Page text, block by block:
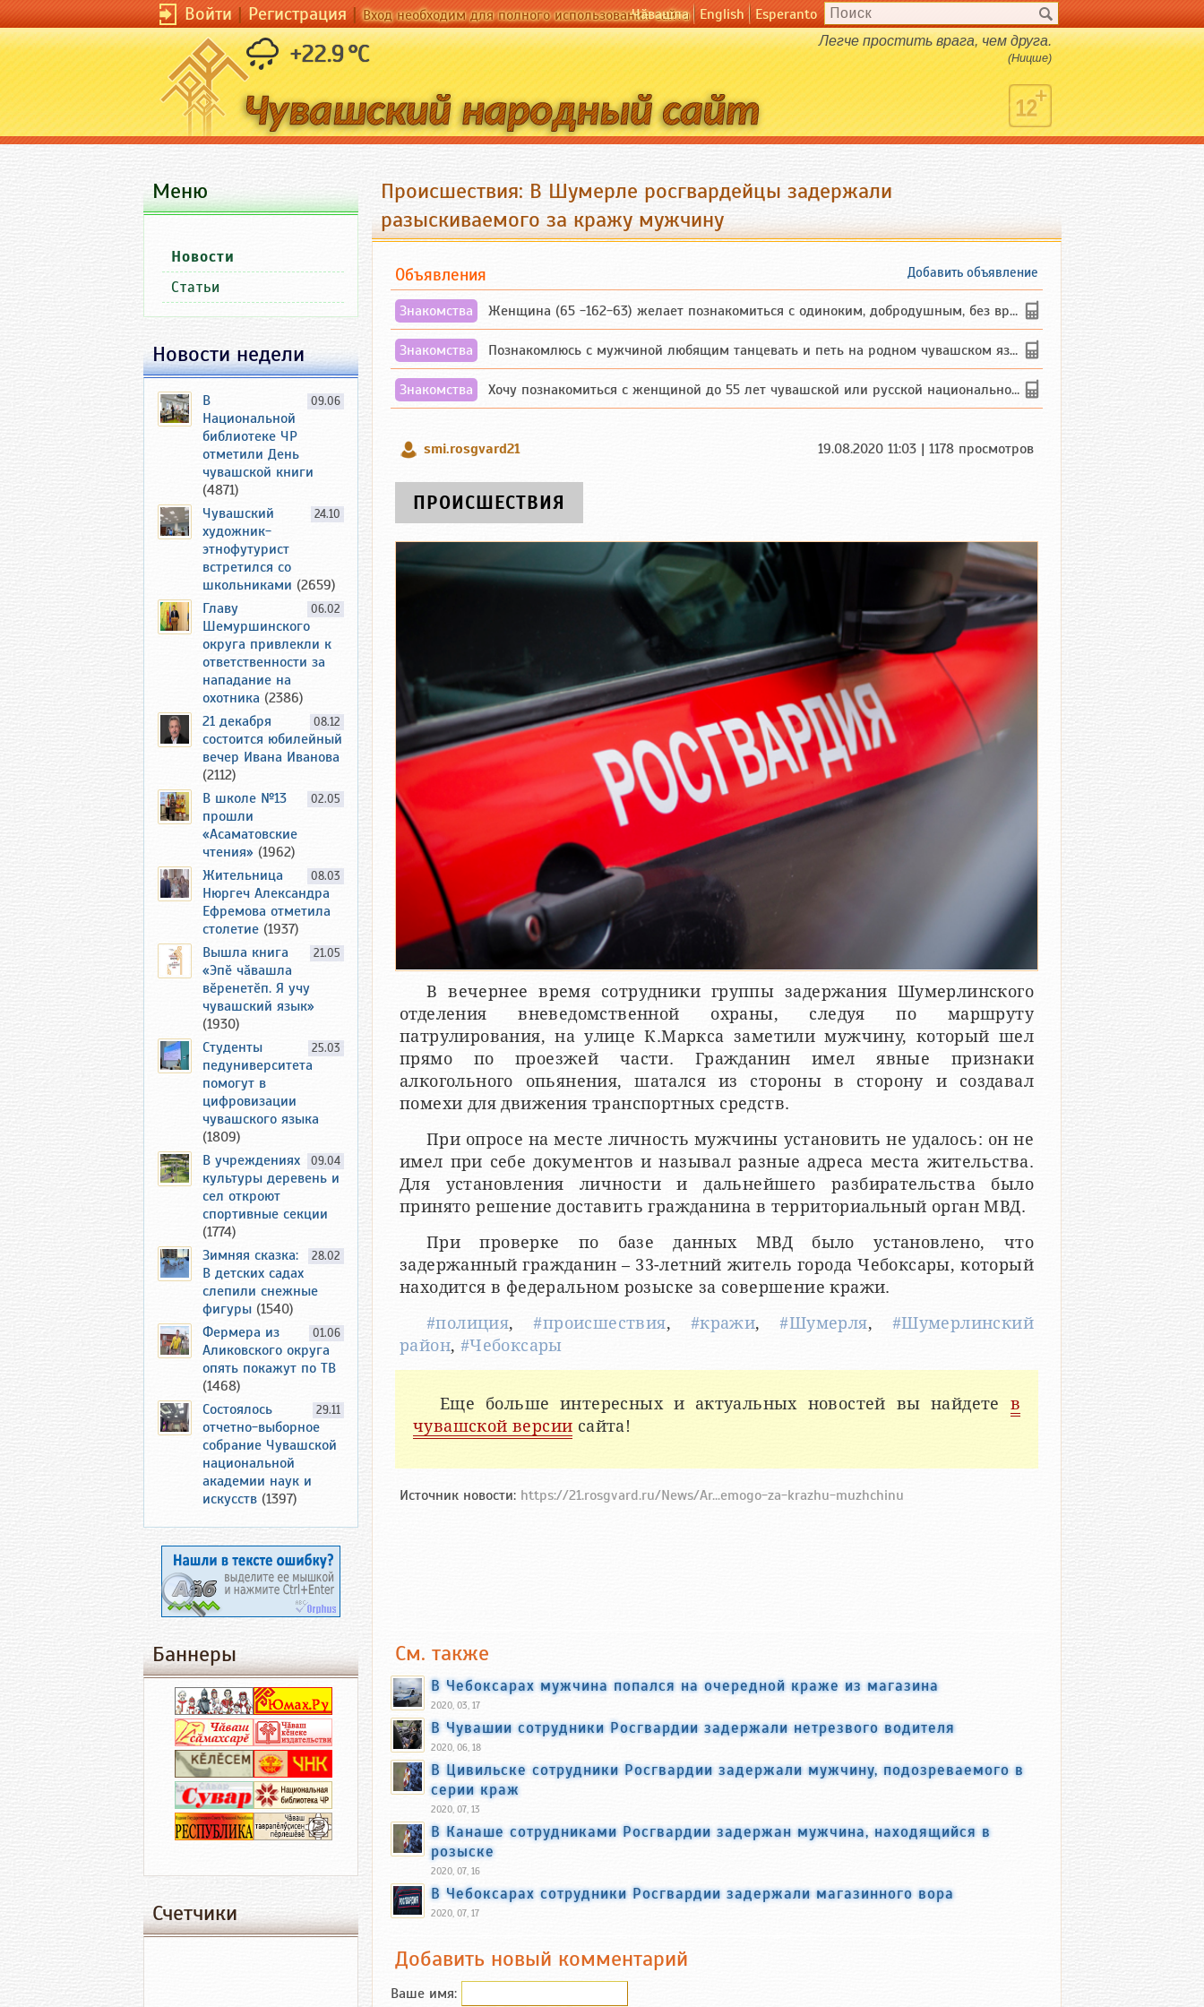
Войти|Регистрация|Вход необходим для полного использования сайта
Чӑвашла English Esperanto
+22.9 °C Легче простить врага, чем друга.
(Ницше)
Происшествия: В Шумерле росгвардейцы задержали
разыскиваемого за кражу мужчину
Добавить объявление
Объявления
Знакомства Женщина (65 -162-63) желает познакомиться с одиноким, добродушным, без вредных ...
Знакомства Познакомлюсь с мужчиной любящим танцевать и петь на родном чувашском языке
Знакомства Хочу познакомиться с женщиной до 55 лет чувашской или русской национальности дл...
smi.rosgvard21 19.08.2020 11:03 | 1178 просмотров
ПРОИСШЕСТВИЯ
В вечернее время сотрудники группы задержания Шумерлинского
отделения вневедомственной охраны, следуя по маршруту
патрулирования, на улице К.Маркса заметили мужчину, который шел
прямо по проезжей части. Гражданин имел явные признаки
алкогольного опьянения, шатался из стороны в сторону и создавал
помехи для движения транспортных средств.
При опросе на месте личность мужчины установить не удалось: он не
имел при себе документов и называл разные адреса места жительства.
Для установления личности и дальнейшего разбирательства было
принято решение доставить гражданина в территориальный орган МВД.
При проверке по базе данных МВД было установлено, что
задержанный гражданин – 33-летний житель города Чебоксары, который
находится в федеральном розыске за совершение кражи.
#полиция,#происшествия, #кражи,#Шумерля, #Шумерлинский
район, #Чебоксары
Еще больше интересных и актуальных новостей вы найдете в
чувашской версии сайта!
Источник новости: https://21.rosgvard.ru/News/Ar...emogo-za-krazhu-muzhchinu
См. также
В Чебоксарах мужчина попался на очередной краже из магазина
2020, 03, 17
В Чувашии сотрудники Росгвардии задержали нетрезвого водителя
2020, 06, 18
В Цивильске сотрудники Росгвардии задержали мужчину, подозреваемого в
серии краж
2020, 07, 13
В Канаше сотрудниками Росгвардии задержан мужчина, находящийся в
розыске
2020, 07, 16
В Чебоксарах сотрудники Росгвардии задержали магазинного вора
2020, 07, 17
Добавить новый комментарий
Ваше имя:
Меню
Новости
Статьи
Новости недели
09.06
В
Национальной
библиотеке ЧР
отметили День
чувашской книги
(4871)
24.10
Чувашский
художник-
этнофутурист
встретился со
школьниками (2659)
06.02
Главу
Шемуршинского
округа привлекли к
ответственности за
нападание на
охотника (2386)
08.12
21 декабря
состоится юбилейный
вечер Ивана Иванова
(2112)
02.05
В школе №13
прошли
«Асаматовские
чтения» (1962)
08.03
Жительница
Нюргеч Александра
Ефремова отметила
столетие (1937)
21.05
Вышла книга
«Эпӗ чӑвашла
вӗренетӗп. Я учу
чувашский язык»
(1930)
25.03
Студенты
педуниверситета
помогут в
цифровизации
чувашского языка
(1809)
09.04
В учреждениях
культуры деревень и
сел откроют
спортивные секции
(1774)
28.02
Зимняя сказка:
В детских садах
слепили снежные
фигуры (1540)
01.06
Фермера из
Аликовского округа
опять покажут по ТВ
(1468)
29.11
Состоялось
отчетно-выборное
собрание Чувашской
национальной
академии наук и
искусств (1397)
Баннеры
Счетчики